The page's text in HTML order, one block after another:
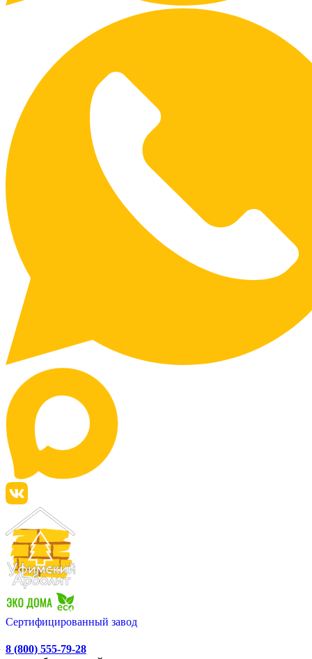
Сертифицированный завод
8 (800) 555-79-28